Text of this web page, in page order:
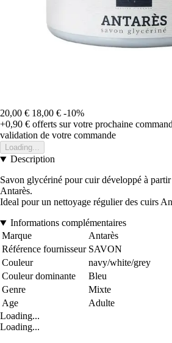
20,00 € 18,00 € -10%
+0,90 € offerts sur votre prochaine
validation de votre commande
Loading...
Description
Savon glycériné pour cuir développé à
Antarès.
Ideal pour un nettoyage régulier des cuirs
Informations complémentaires
Marque
Antarès
Référence fournisseur SAVON
Couleur
navy/white/grey
Couleur dominante
Bleu
Genre
Mixte
Age
Adulte
Loading...
Loading...